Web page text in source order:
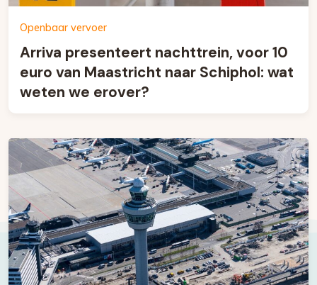
Openbaar vervoer
Arriva presenteert nachttrein, voor 10
euro van Maastricht naar Schiphol: wat
weten we erover?